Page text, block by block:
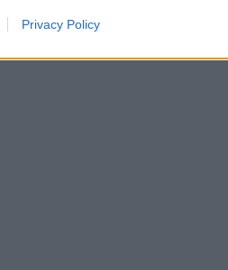
Privacy Policy